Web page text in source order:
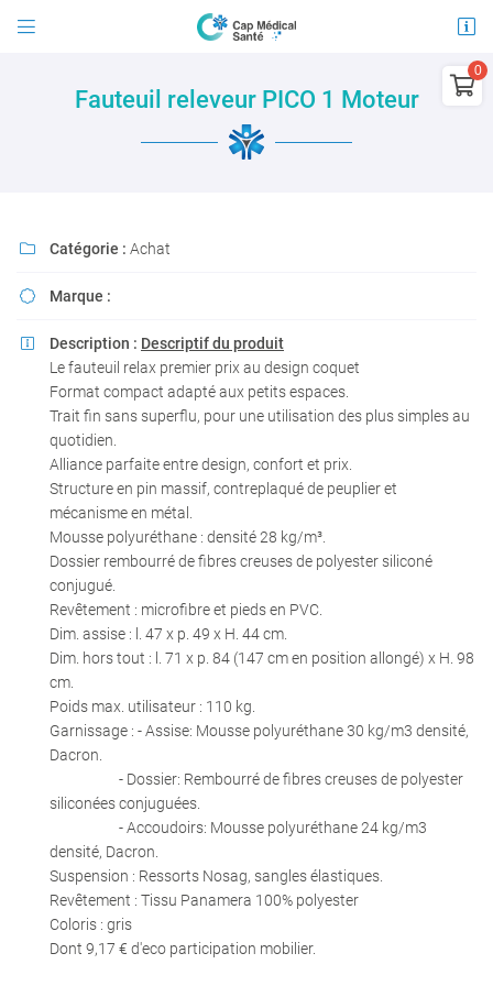
 
04 15 45 96 30

Il n'y a aucun produit dans votre panier
Voir notre sélection
VALIDER VOTRE PANIER
 Adresse email de réception
En cochant cette case, vous consentez à recevoir nos propositions commerciales à
l'adresse email indiqué ci-dessus. Vous pouvez vous désinscrire à tout moment en
utilisantle formulaire de désinscription.
INSCRIPTION
Fauteuil releveur PICO 1 Moteur
 Catégorie : Achat
 Marque :
 Description : Descriptif du produit
Le fauteuil relax premier prix au design coquet
Format compact adapté aux petits espaces.
Trait fin sans superflu, pour une utilisation des plus simples au
quotidien.
Alliance parfaite entre design, confort et prix.
Structure en pin massif, contreplaqué de peuplier et
mécanisme en métal.
Mousse polyuréthane : densité 28 kg/m³.
Dossier rembourré de fibres creuses de polyester siliconé
conjugué.
Revêtement : microfibre et pieds en PVC.
Dim. assise : l. 47 x p. 49 x H. 44 cm.
Dim. hors tout : l. 71 x p. 84 (147 cm en position allongé) x H. 98
cm.
Poids max. utilisateur : 110 kg.
Garnissage : - Assise: Mousse polyuréthane 30 kg/m3 densité,
Dacron.
- Dossier: Rembourré de fibres creuses de polyester
siliconées conjuguées.
- Accoudoirs: Mousse polyuréthane 24 kg/m3
densité, Dacron.
Suspension : Ressorts Nosag, sangles élastiques.
Revêtement : Tissu Panamera 100% polyester
Coloris : gris
Dont 9,17 € d'eco participation mobilier.